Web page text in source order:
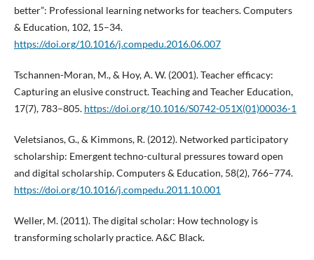
better”: Professional learning networks for teachers. Computers
& Education, 102, 15–34.
https://doi.org/10.1016/j.compedu.2016.06.007
Tschannen-Moran, M., & Hoy, A. W. (2001). Teacher efficacy:
Capturing an elusive construct. Teaching and Teacher Education,
17(7), 783–805. https://doi.org/10.1016/S0742-051X(01)00036-1
Veletsianos, G., & Kimmons, R. (2012). Networked participatory
scholarship: Emergent techno-cultural pressures toward open
and digital scholarship. Computers & Education, 58(2), 766–774.
https://doi.org/10.1016/j.compedu.2011.10.001
Weller, M. (2011). The digital scholar: How technology is
transforming scholarly practice. A&C Black.